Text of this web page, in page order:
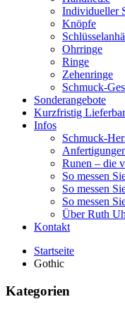
Individueller
Knöpfe
Ohrringe
Ringe
Zehenringe
Schmuck-
Sonderangebote
Kurzfristig Lieferbar
Infos
Schmuck-
Runen – die
So messen
So messen
So messen
Über Ruth
Kontakt
Startseite
Gothic
Kategorien